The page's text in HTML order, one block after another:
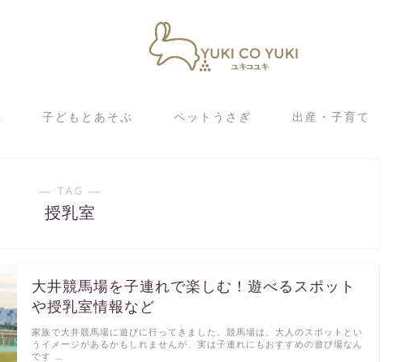
子どもとあそぶ ペットうさぎ 出産・子育て
― TAG ―
授乳室
大井競馬場を子連れで楽しむ！遊べるスポット
や授乳室情報など
家族で大井競馬場に遊びに行ってきました。競馬場は、大人のスポットとい
うイメージがあるかもしれませんが、実は子連れにもおすすめの遊び場なん
です …